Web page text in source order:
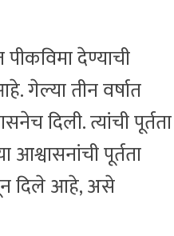
देण्याची
गेल्या तीन वर्षात
दिली. त्यांची पूर्तता
पूर्तता
दिले आहे, असे